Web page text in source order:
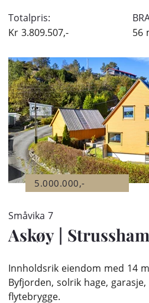
Totalpris:
Kr 3.809.507,-
56
5.000.000,-
Småvika 7
Askøy |
Innholdsrik eiendom med 14
Byfjorden, solrik hage,
flytebrygge.